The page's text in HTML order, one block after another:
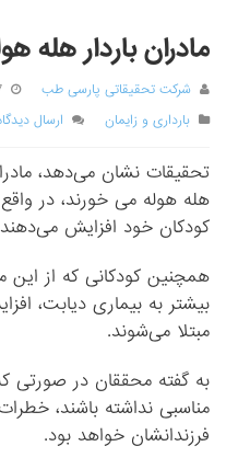
مادران باردار هله
شرکت تحقیقاتی پارسی طب
بارداری و زایمان
ارسال
تحقیقات نشان می‌دهد،
هله هوله می خورند، در
کودکان خود افزایش
همچنین کودکانی که از این
بیشتر به بیماری دیابت،
مبتلا می‌شوند.
به گفته محققان در صورتی
مناسبی نداشته باشند،
فرزندانشان خواهد بود.